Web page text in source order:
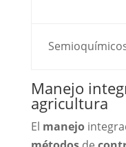
Manejo
agricultura
El manejo